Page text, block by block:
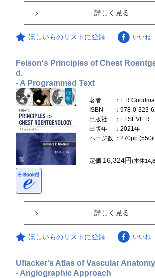
詳しく見る
ほしいものリストに登録 いいね
Felson's Principles of Chest
d.
- A Programmed Text
著者
：
ISBN
：978-0-323-
出版社
：ELSEVIER
出版年
：2021年
ページ数 ：
定価 16,324円(本体
詳しく見る
ほしいものリストに登録 いいね
Uflacker's Atlas of Vascular
- Angiographic Approach